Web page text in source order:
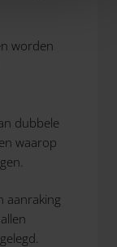
worden
dubbele
waarop
aanraking